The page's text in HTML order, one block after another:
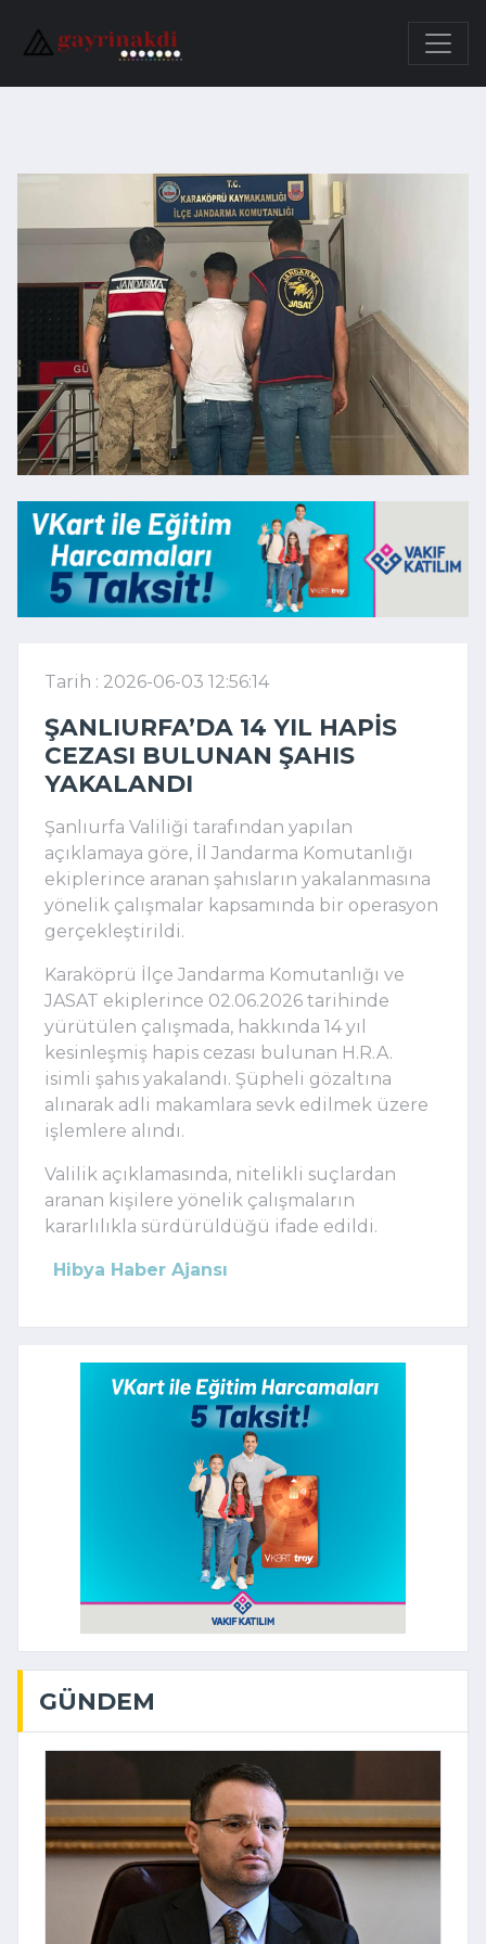
Tarih : 2026-06-03 12:56:14
ŞANLIURFA’DA 14 YIL HAPIS
CEZASI BULUNAN ŞAHIS
YAKALANDI
Şanlıurfa Valiliği tarafından yapılan
açıklamaya göre, İl Jandarma Komutanlığı
ekiplerince aranan şahısların yakalanmasına
yönelik çalışmalar kapsamında bir operasyon
gerçekleştirildi.
Karaköprü İlçe Jandarma Komutanlığı ve
JASAT ekiplerince 02.06.2026 tarihinde
yürütülen çalışmada, hakkında 14 yıl
kesinleşmiş hapis cezası bulunan H.R.A.
isimli şahıs yakalandı. Şüpheli gözaltına
alınarak adli makamlara sevk edilmek üzere
işlemlere alındı.
Valilik açıklamasında, nitelikli suçlardan
aranan kişilere yönelik çalışmaların
kararlılıkla sürdürüldüğü ifade edildi.
Hibya Haber Ajansı
GÜNDEM